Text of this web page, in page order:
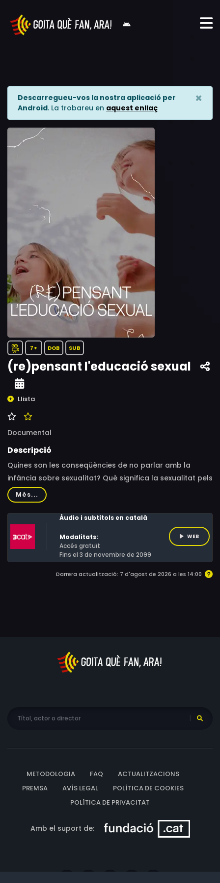
Descarregueu-vos la nostra aplicació per
Android. La trobareu en aquest enllaç
×
7+ DOB SUB
(re)pensant l'educació sexual
Llista
Documental
Descripció
Quines son les conseqüències de no parlar amb la
infància sobre sexualitat? Què significa la sexualitat pels
a nens i nenes? Les veus dels nens i nenes ens ajudaran
a (re)pensar l'educació sexual que oferim.
Més...
Àudio i subtítols en català
Modalitats:
Accés gratuït
Fins el 3 de novembre de 2099
WEB
Darrera actualització: 7 d'agost de 2026 a les 14:00
METODOLOGIA FAQ
ACTUALITZACIONS
PREMSA
AVÍS LEGAL
POLÍTICA DE COOKIES
POLÍTICA DE PRIVACITAT
Amb el suport de: